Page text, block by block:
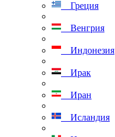
Греция
Венгрия
Индонезия
Ирак
Иран
Исландия